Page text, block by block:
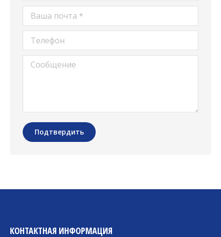
Ваша почта *
Телефон
Сообщение
Подтвердить
КОНТАКТНАЯ ИНФОРМАЦИЯ